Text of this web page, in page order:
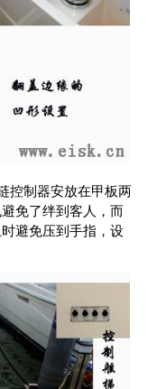
制器安放在甲板两
免了绊到客人，而
避免压到手指，设